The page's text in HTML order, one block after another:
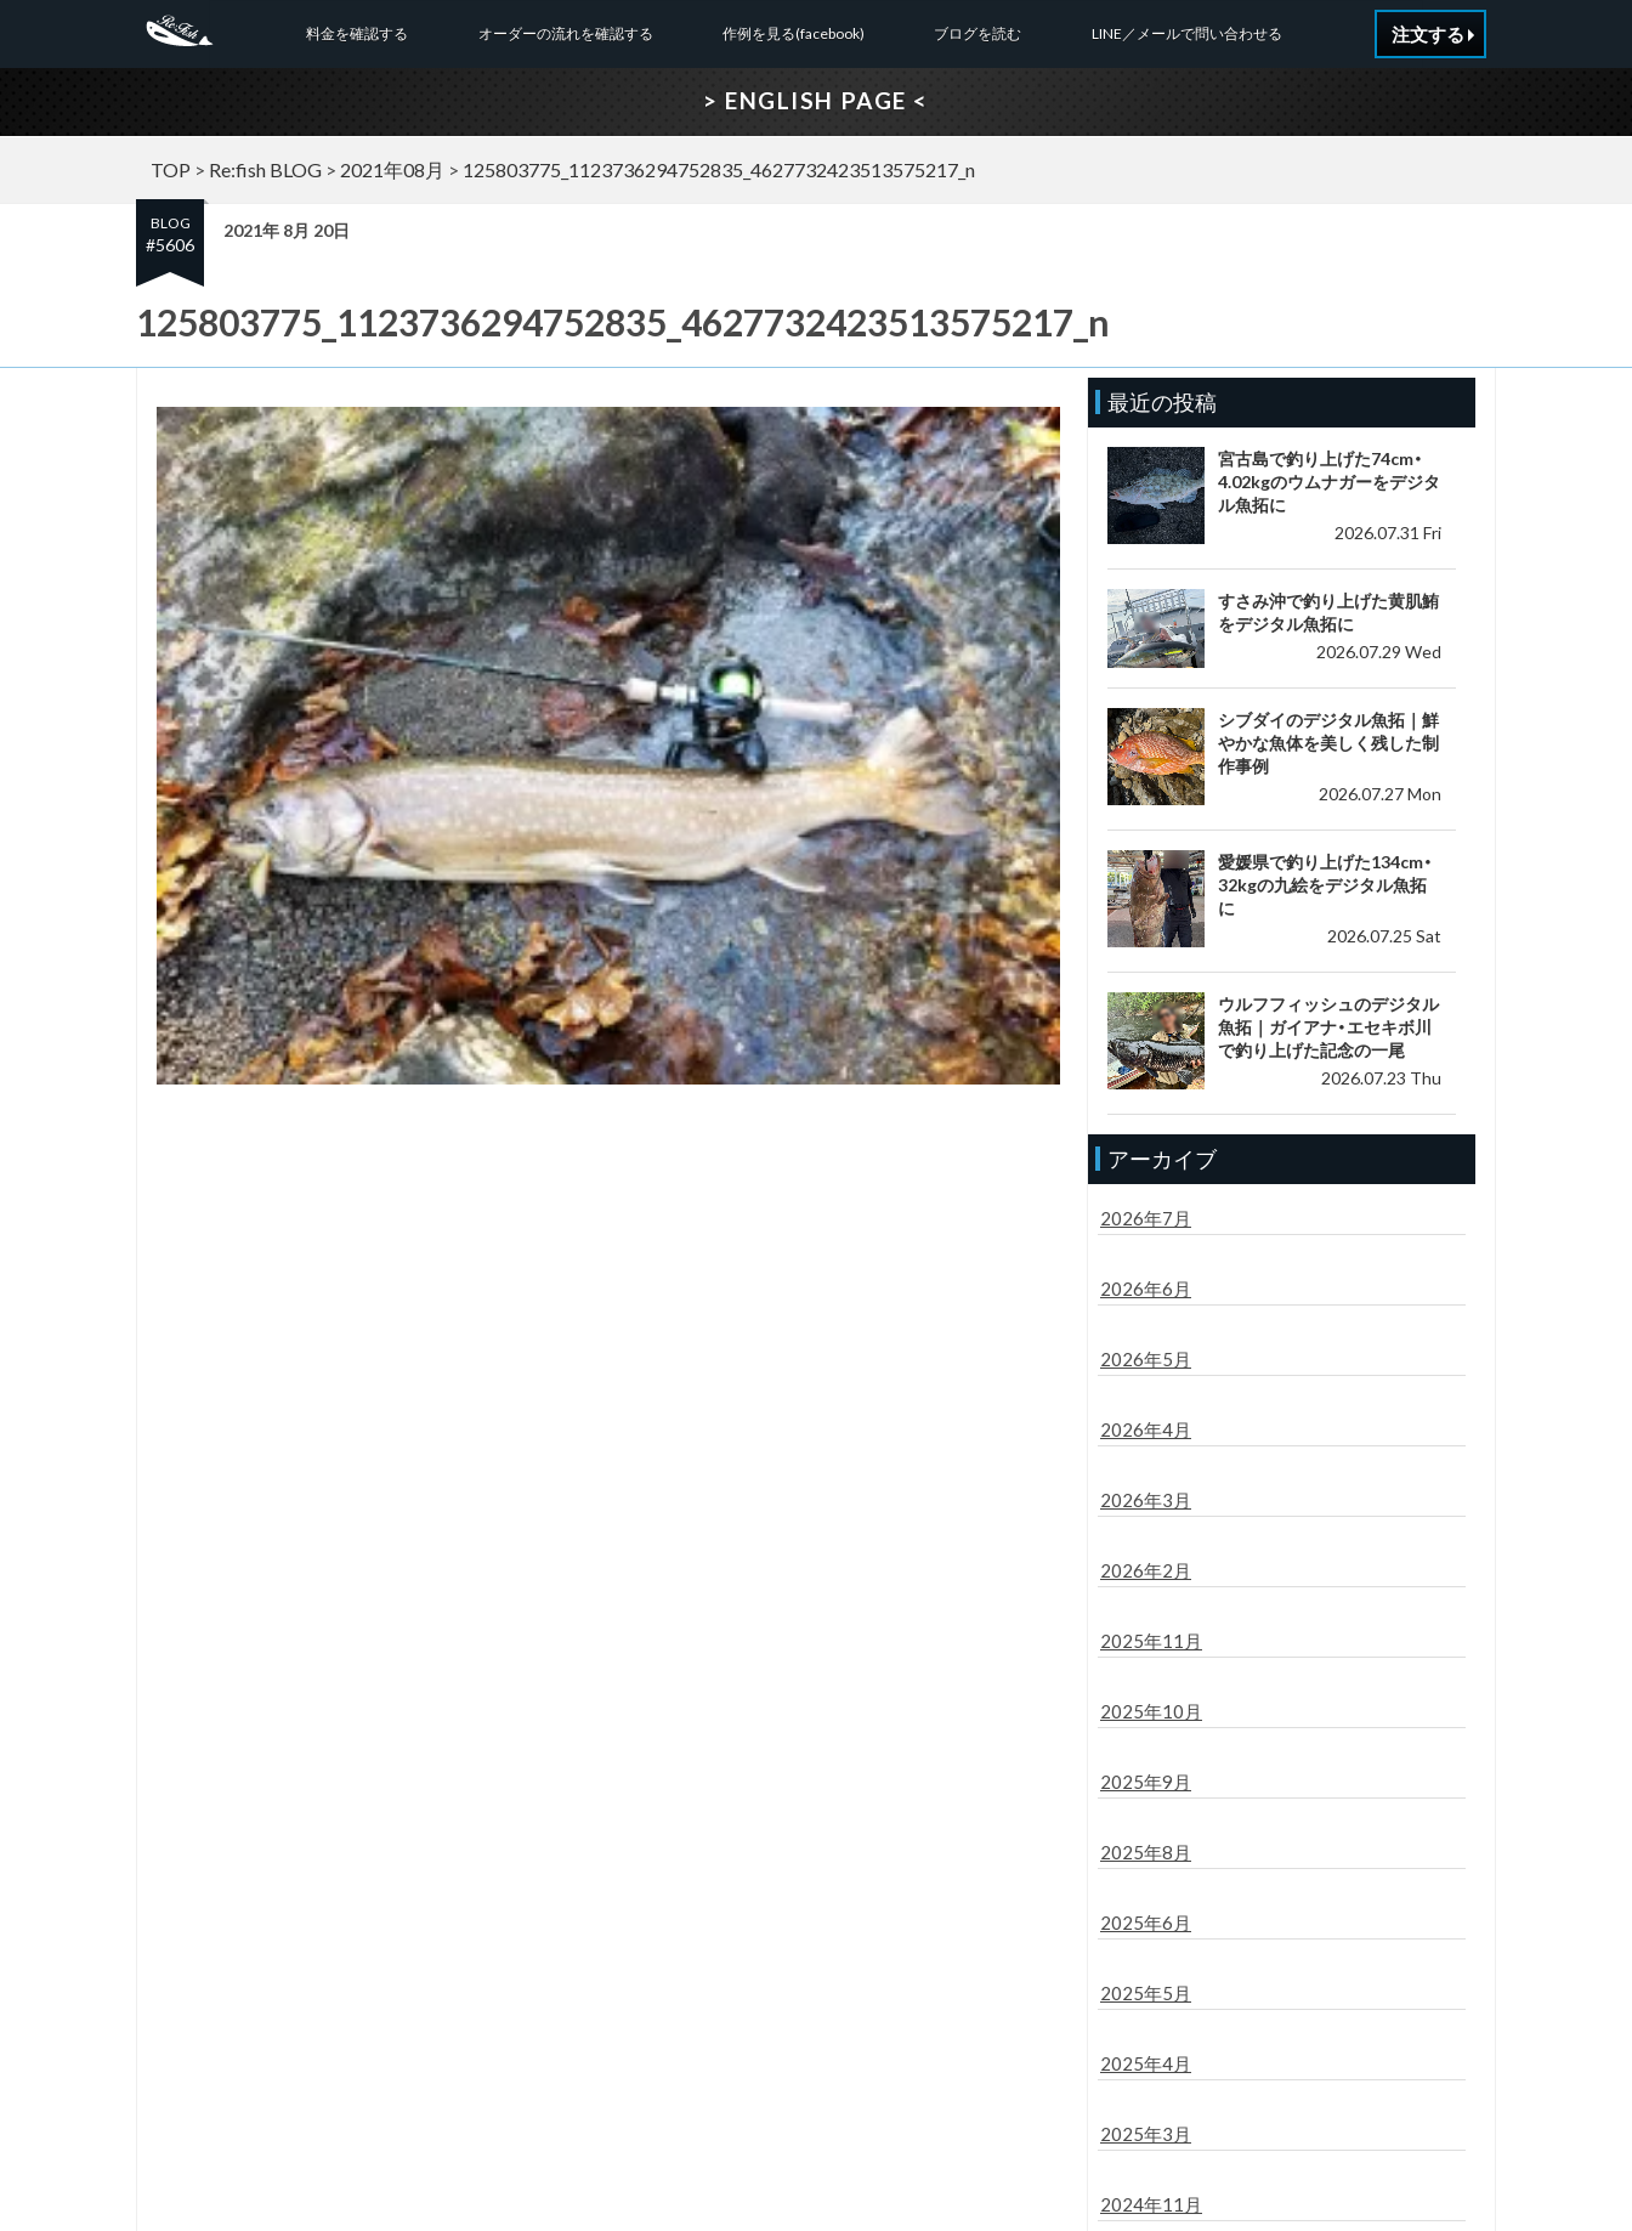
LINE／メールで問い合わせる
料金を確認する オーダーの流れを確認する 作例を見る(facebook) ブログを読む 注文する
> ENGLISH PAGE <
TOP > Re:fish BLOG > 2021年08月 > 125803775_1123736294752835_4627732423513575217_n
BLOG
#5606
2021年 8月 20日
125803775_1123736294752835_4627732423513575217_n
最近の投稿
宮古島で釣り上げた74cm・
4.02kgのウムナガーをデジタ
ル魚拓に
2026.07.31 Fri
すさみ沖で釣り上げた黄肌鮪
をデジタル魚拓に
2026.07.29 Wed
シブダイのデジタル魚拓｜鮮
やかな魚体を美しく残した制
作事例
2026.07.27 Mon
愛媛県で釣り上げた134cm・
32kgの九絵をデジタル魚拓
に
2026.07.25 Sat
ウルフフィッシュのデジタル
魚拓｜ガイアナ・エセキボ川
で釣り上げた記念の一尾
2026.07.23 Thu
アーカイブ
2026年7月
2026年6月
2026年5月
2026年4月
2026年3月
2026年2月
2025年11月
2025年10月
2025年9月
2025年8月
2025年6月
2025年5月
2025年4月
2025年3月
2024年11月